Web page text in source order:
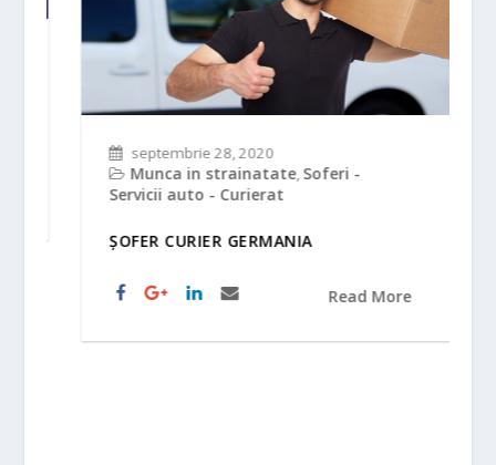
septembrie 28, 2020
Munca in strainatate,Soferi -
Servicii auto - Curierat
ȘOFER CURIER GERMANIA
Read More